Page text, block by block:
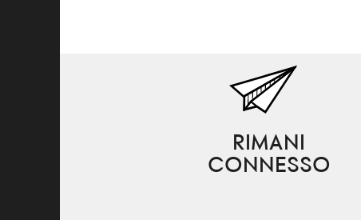
RIMANI
CONNESSO